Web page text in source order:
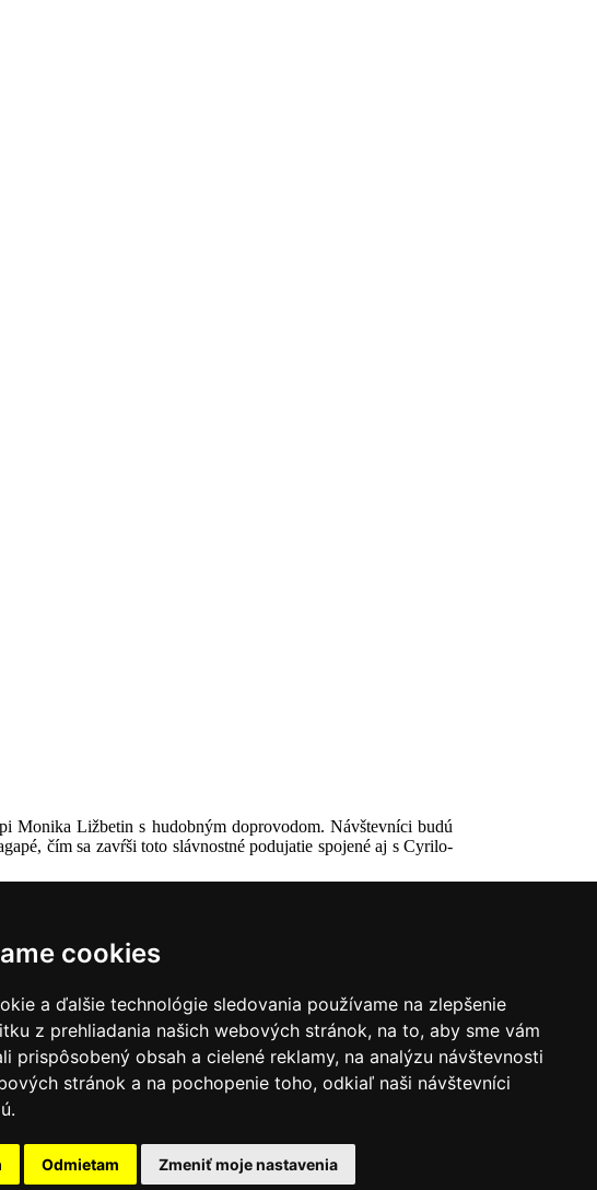
cookies
a ďalšie technológie sledovania používame na zlepšenie
z prehliadania našich webových stránok, na to, aby sme vám
prispôsobený obsah a cielené reklamy, na analýzu návštevnosti
stránok a na pochopenie toho, odkiaľ naši návštevníci
Odmietam Zmeniť moje nastavenia
Monika Ližbetin s hudobným doprovodom. Návštevníci budú
čím sa zavŕši toto slávnostné podujatie spojené aj s Cyrilo-
Hovorca KBS
noviny|Výveska|Do kostola